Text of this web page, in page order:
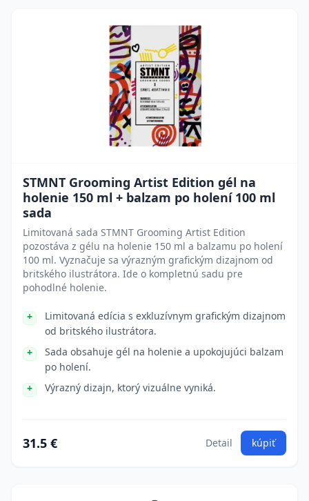
STMNT Grooming Artist Edition gél na
holenie 150 ml + balzam po holení 100 ml
sada
Limitovaná sada STMNT Grooming Artist Edition
pozostáva z gélu na holenie 150 ml a balzamu po holení
100 ml. Vyznačuje sa výrazným grafickým dizajnom od
britského ilustrátora. Ide o kompletnú sadu pre
pohodlné holenie.
Limitovaná edícia s exkluzívnym grafickým dizajnom
od britského ilustrátora.
Sada obsahuje gél na holenie a upokojujúci balzam
po holení.
Výrazný dizajn, ktorý vizuálne vyniká.
31.5 € Detail kúpiť